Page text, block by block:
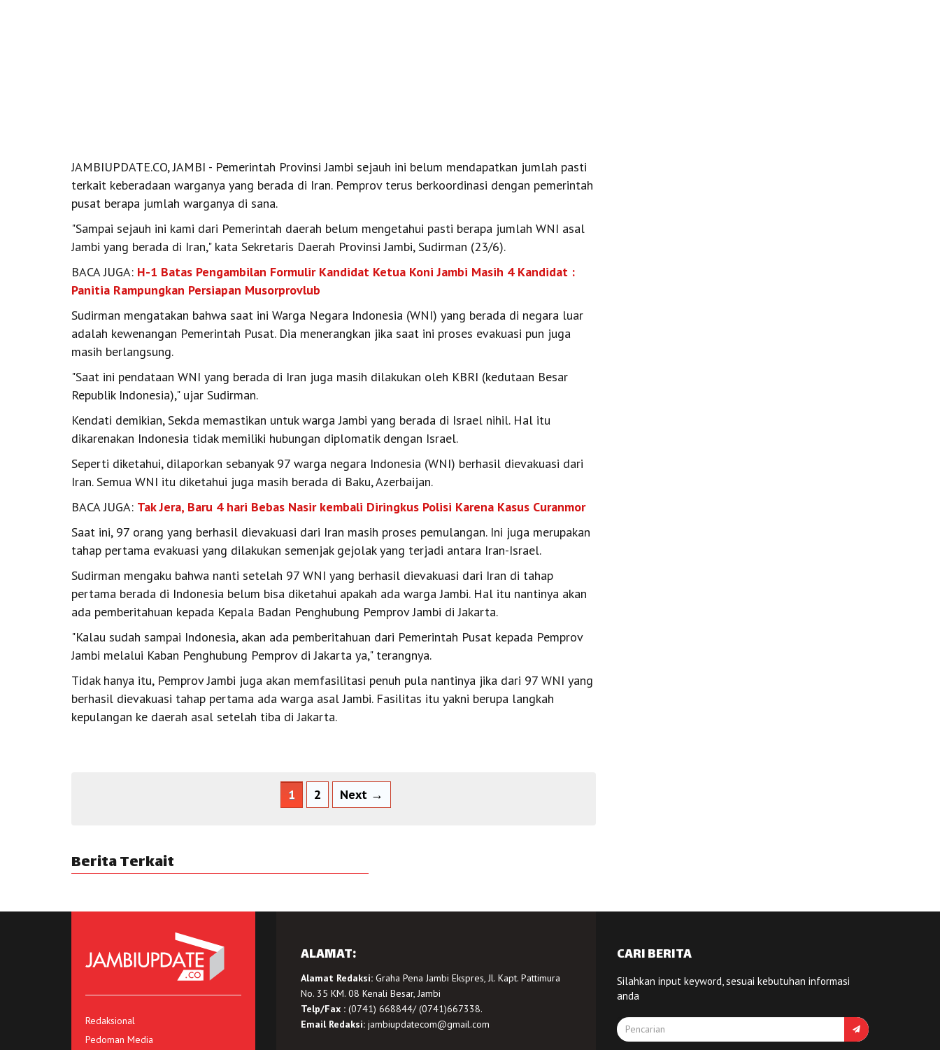
JAMBIUPDATE.CO, JAMBI - Pemerintah Provinsi Jambi sejauh ini belum mendapatkan jumlah pasti
terkait keberadaan warganya yang berada di Iran. Pemprov terus berkoordinasi dengan pemerintah
pusat berapa jumlah warganya di sana.
"Sampai sejauh ini kami dari Pemerintah daerah belum mengetahui pasti berapa jumlah WNI asal
Jambi yang berada di Iran," kata Sekretaris Daerah Provinsi Jambi, Sudirman (23/6).
BACA JUGA: H-1 Batas Pengambilan Formulir Kandidat Ketua Koni Jambi Masih 4 Kandidat :
Panitia Rampungkan Persiapan Musorprovlub
Sudirman mengatakan bahwa saat ini Warga Negara Indonesia (WNI) yang berada di negara luar
adalah kewenangan Pemerintah Pusat. Dia menerangkan jika saat ini proses evakuasi pun juga
masih berlangsung.
"Saat ini pendataan WNI yang berada di Iran juga masih dilakukan oleh KBRI (kedutaan Besar
Republik Indonesia)," ujar Sudirman.
Kendati demikian, Sekda memastikan untuk warga Jambi yang berada di Israel nihil. Hal itu
dikarenakan Indonesia tidak memiliki hubungan diplomatik dengan Israel.
Seperti diketahui, dilaporkan sebanyak 97 warga negara Indonesia (WNI) berhasil dievakuasi dari
Iran. Semua WNI itu diketahui juga masih berada di Baku, Azerbaijan.
BACA JUGA: Tak Jera, Baru 4 hari Bebas Nasir kembali Diringkus Polisi Karena Kasus Curanmor
Saat ini, 97 orang yang berhasil dievakuasi dari Iran masih proses pemulangan. Ini juga merupakan
tahap pertama evakuasi yang dilakukan semenjak gejolak yang terjadi antara Iran-Israel.
Sudirman mengaku bahwa nanti setelah 97 WNI yang berhasil dievakuasi dari Iran di tahap
pertama berada di Indonesia belum bisa diketahui apakah ada warga Jambi. Hal itu nantinya akan
ada pemberitahuan kepada Kepala Badan Penghubung Pemprov Jambi di Jakarta.
"Kalau sudah sampai Indonesia, akan ada pemberitahuan dari Pemerintah Pusat kepada Pemprov
Jambi melalui Kaban Penghubung Pemprov di Jakarta ya," terangnya.
Tidak hanya itu, Pemprov Jambi juga akan memfasilitasi penuh pula nantinya jika dari 97 WNI yang
berhasil dievakuasi tahap pertama ada warga asal Jambi. Fasilitas itu yakni berupa langkah
kepulangan ke daerah asal setelah tiba di Jakarta.
1 2 Next →
Berita Terkait
Redaksional
Pedoman Media
ALAMAT:
Alamat Redaksi:Graha Pena Jambi Ekspres, Jl. Kapt. Pattimura
No. 35 KM. 08 Kenali Besar, Jambi
Telp/Fax :(0741) 668844/ (0741)667338.
Email Redaksi: jambiupdatecom@gmail.com
CARI BERITA
Silahkan input keyword, sesuai kebutuhan informasi
anda